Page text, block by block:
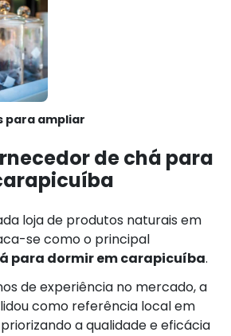
para ampliar
de chá para
loja de produtos naturais em
se como o principal
para dormir em carapicuíba.
de experiência no mercado, a
como referência local em
a qualidade e eficácia